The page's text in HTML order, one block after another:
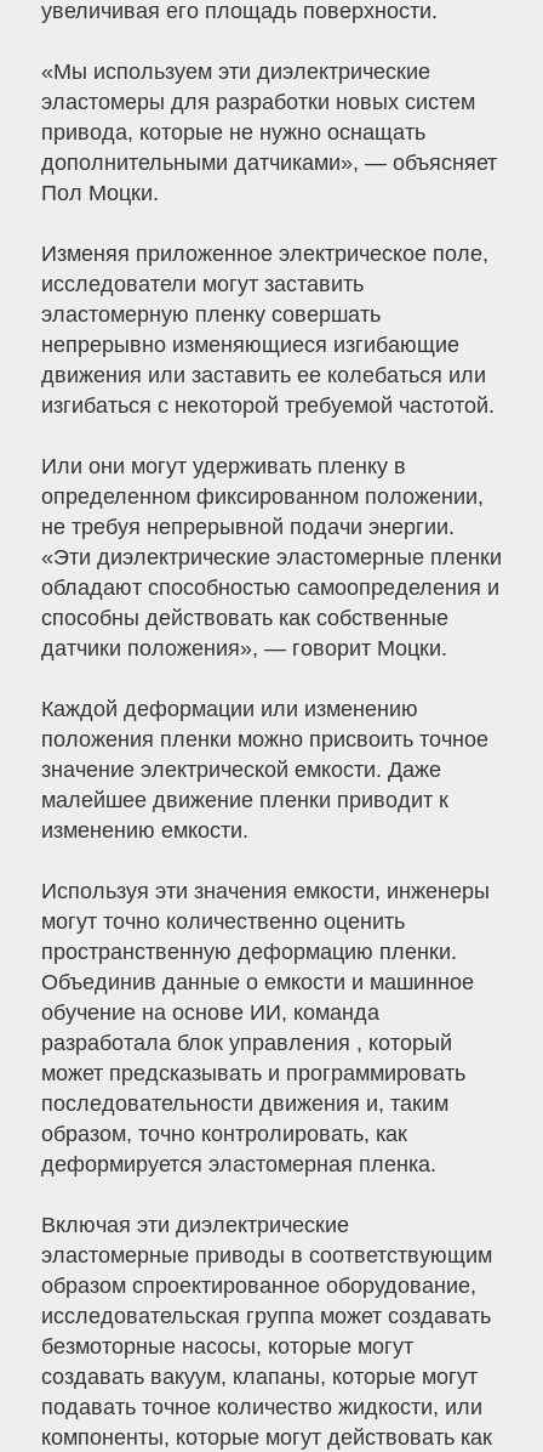
увеличивая его площадь поверхности.
«Мы используем эти диэлектрические
эластомеры для разработки новых систем
привода, которые не нужно оснащать
дополнительными датчиками», — объясняет
Пол Моцки.
Изменяя приложенное электрическое поле,
исследователи могут заставить
эластомерную пленку совершать
непрерывно изменяющиеся изгибающие
движения или заставить ее колебаться или
изгибаться с некоторой требуемой частотой.
Или они могут удерживать пленку в
определенном фиксированном положении,
не требуя непрерывной подачи энергии.
«Эти диэлектрические эластомерные пленки
обладают способностью самоопределения и
способны действовать как собственные
датчики положения», — говорит Моцки.
Каждой деформации или изменению
положения пленки можно присвоить точное
значение электрической емкости. Даже
малейшее движение пленки приводит к
изменению емкости.
Используя эти значения емкости, инженеры
могут точно количественно оценить
пространственную деформацию пленки.
Объединив данные о емкости и машинное
обучение на основе ИИ, команда
разработала блок управления , который
может предсказывать и программировать
последовательности движения и, таким
образом, точно контролировать, как
деформируется эластомерная пленка.
Включая эти диэлектрические
эластомерные приводы в соответствующим
образом спроектированное оборудование,
исследовательская группа может создавать
безмоторные насосы, которые могут
создавать вакуум, клапаны, которые могут
подавать точное количество жидкости, или
компоненты, которые могут действовать как